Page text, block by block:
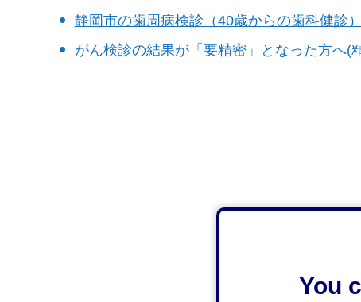
You
静岡市の歯周病検診（40歳からの歯科健診）
がん検診の結果が「要精密」となった方へ(